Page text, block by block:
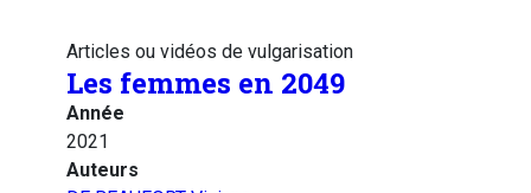
Articles ou vidéos de vulgarisation
Les femmes en 2049
Année
2021
Auteurs